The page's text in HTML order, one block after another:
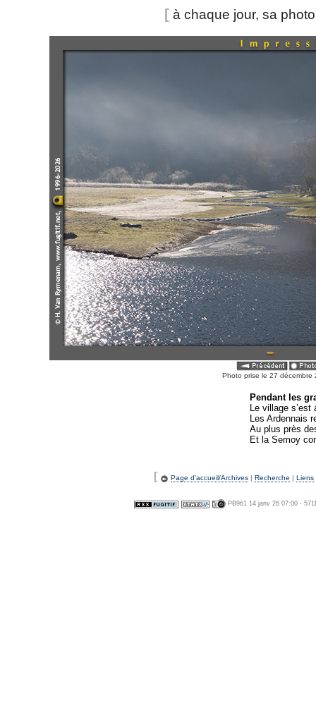
[ à chaque jour, sa
Photo prise le 27 décembre
Pendant les
Le village
Les Ardennais
Au plus près
Et la Semoy
[ Page d'accueil/Archives | Recherche | Liens
PB961 14 janv 26 07:00 -